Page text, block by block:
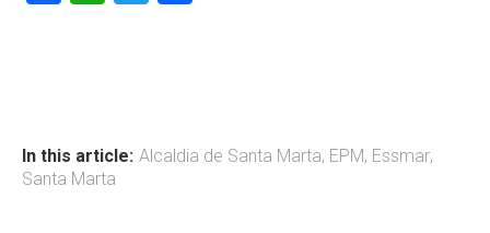
ok p
p
tir
In this article: Alcaldia de Santa Marta, EPM, Essmar,
Santa Marta